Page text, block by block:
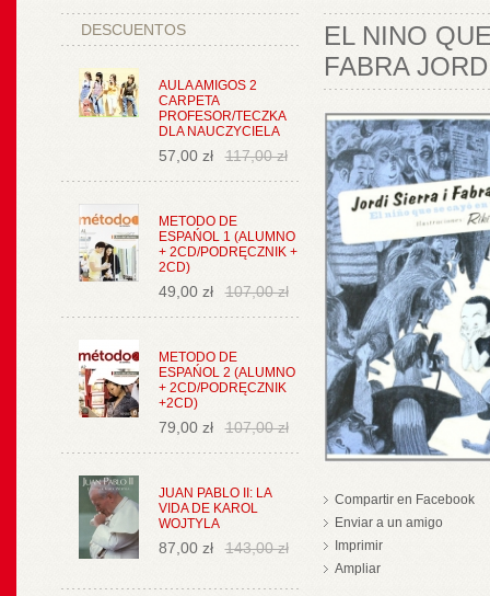
DESCUENTOS
AULA AMIGOS 2
CARPETA
PROFESOR/TECZKA
DLA NAUCZYCIELA
57,00 zł 117,00 zł
METODO DE
ESPAŃOL 1 (ALUMNO
+ 2CD/PODRĘCZNIK +
2CD)
49,00 zł 107,00 zł
METODO DE
ESPAŃOL 2 (ALUMNO
+ 2CD/PODRĘCZNIK
+2CD)
79,00 zł 107,00 zł
JUAN PABLO II: LA
VIDA DE KAROL
WOJTYLA
87,00 zł 143,00 zł
EL NINO
FABRA
Compartir en Facebook
Enviar a un amigo
Imprimir
Ampliar